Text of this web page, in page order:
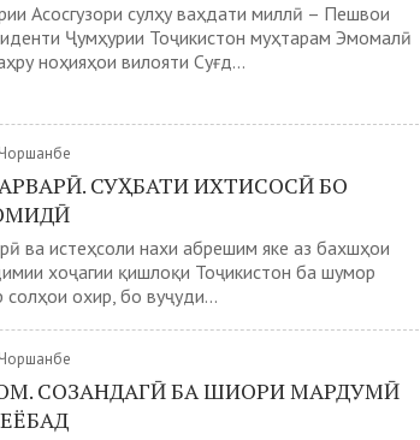
Асосгузори сулҳу ваҳдати миллӣ – Пешвои
Ҷумҳурии Тоҷикистон муҳтарам Эмомалӣ
ноҳияҳои вилояти Суғд...
Чоршанбе
СУҲБАТИ ИХТИСОСӢ БО
ва истеҳсоли нахи абрешим яке аз бахшҳои
хоҷагии қишлоқи Тоҷикистон ба шумор
охир, бо вуҷуди...
Чоршанбе
СОЗАНДАГӢ БА ШИОРИ МАРДУМӢ